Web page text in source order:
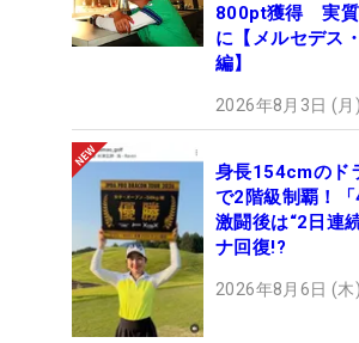
800pt獲得 実質
に【メルセデス
編】
2026年8月3日 (
身長154cmのド
で2階級制覇！
激闘後は“2日連
ナ回復!?
2026年8月6日 (